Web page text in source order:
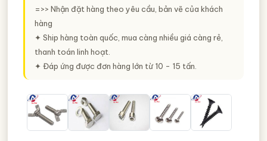
=>> Nhận đặt hàng theo yêu cầu, bản vẽ của khách
hàng
✦ Ship hàng toàn quốc, mua càng nhiều giá càng rẻ,
thanh toán linh hoạt.
✦ Đáp ứng được đơn hàng lớn từ 10 - 15 tấn.